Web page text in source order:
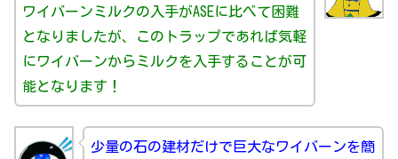
ワイバーンミルクの入手がASEに比べて困難
となりましたが、このトラップであれば気軽
にワイバーンからミルクを入手することが可
能となります！
少量の石の建材だけで巨大なワイバーンを簡